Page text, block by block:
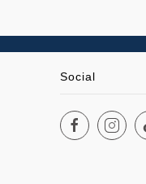
Social